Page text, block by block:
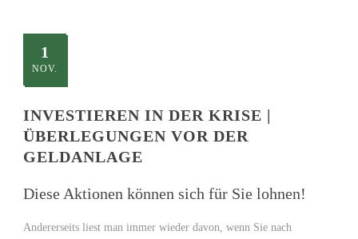
1
NOV.
INVESTIEREN IN DER KRISE |
ÜBERLEGUNGEN VOR DER
GELDANLAGE
Diese Aktionen können sich für Sie lohnen!
Andererseits liest man immer wieder davon, wenn Sie nach